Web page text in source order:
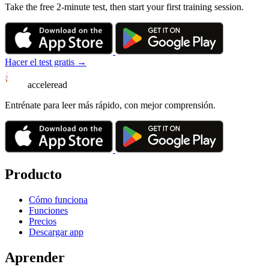
Take the free 2-minute test, then start your first training session.
Hacer el test gratis →
acceleread
Entrénate para leer más rápido, con mejor comprensión.
Producto
Cómo funciona
Funciones
Precios
Descargar app
Aprender